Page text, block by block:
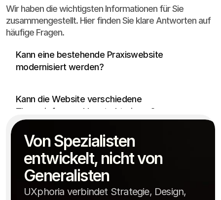
Wir haben die wichtigsten Informationen für Sie
zusammengestellt. Hier finden Sie klare Antworten auf
häufige Fragen.
Kann eine bestehende Praxiswebsite
modernisiert werden?
Ja. Häufig ist eine strukturelle und visuelle
Überarbeitung sinnvoller als ein kompletter
Neustart.
Kann die Website verschiedene
Therapieformen klar strukturieren?
Ja, Leistungen und Schwerpunkte können
deutlich verständlicher gegliedert werden.
Ist lokale SEO direkt integriert?
Ja, lokale SEO kann direkt über Seitenstruktur,
regionale Relevanz und Google Business
Optimierung mitgedacht werden.
Von Spezialisten
entwickelt, nicht von
Generalisten
UXphoria verbindet Strategie, Design,